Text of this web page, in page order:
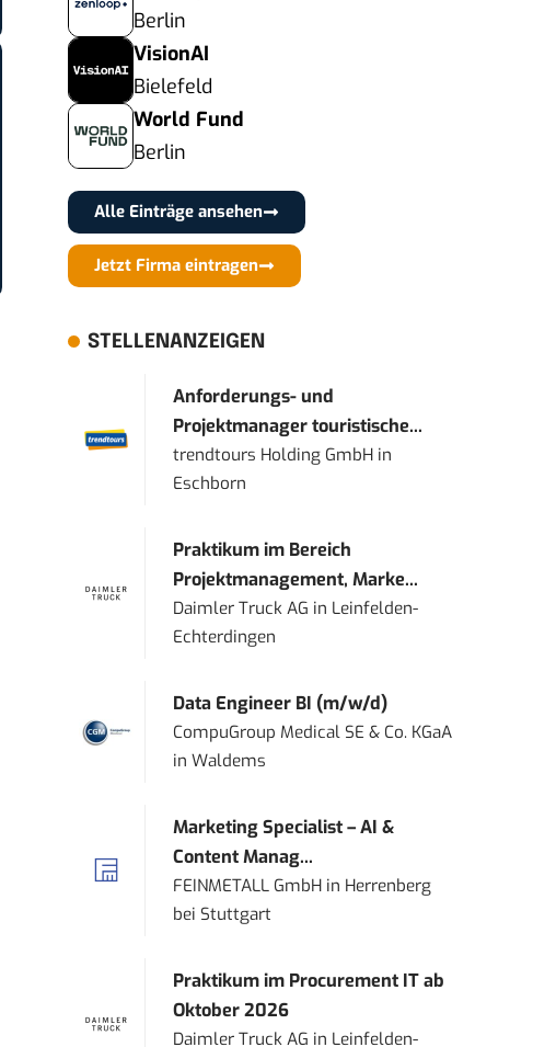
Berlin
VisionAI
Bielefeld
World Fund
Berlin
Alle Einträge ansehen
Jetzt Firma eintragen
STELLENANZEIGEN
Anforderungs- und
Projektmanager touristische...
trendtours Holding GmbH in
Eschborn
Praktikum im Bereich
Projektmanagement, Marke...
Daimler Truck AG in Leinfelden-
Echterdingen
Data Engineer BI (m/w/d)
CompuGroup Medical SE & Co. KGaA
inWaldems
Marketing Specialist – AI &
Content Manag...
FEINMETALL GmbH in Herrenberg
bei Stuttgart
Praktikum im Procurement IT ab
Oktober 2026
Daimler Truck AG in Leinfelden-